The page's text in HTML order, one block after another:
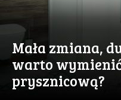
Mała zmiana,
warto
prysznicową?